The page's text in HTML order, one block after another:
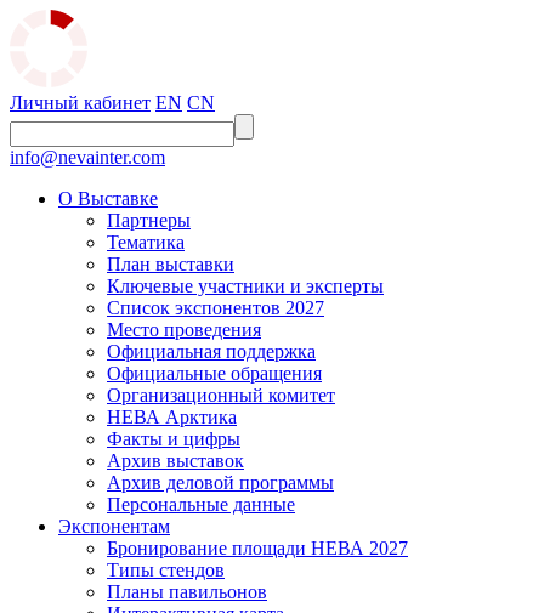
Личный кабинет EN CN
info@nevainter.com
О Выставке
Партнеры
Тематика
План выставки
Ключевые участники и эксперты
Список экспонентов 2027
Место проведения
Официальная поддержка
Официальные обращения
Организационный комитет
НЕВА Арктика
Факты и цифры
Архив выставок
Архив деловой программы
Персональные данные
Экспонентам
Бронирование площади НЕВА 2027
Типы стендов
Планы павильонов